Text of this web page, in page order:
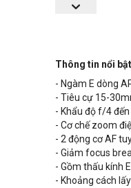
Thông tin nổi
- Ngàm E dòng
- Tiêu cự 15-
- Khẩu độ f/4
- Cơ chế zoom
- 2 động cơ AF
- Giảm focus
- Gồm thấu kính
- Khoảng cách